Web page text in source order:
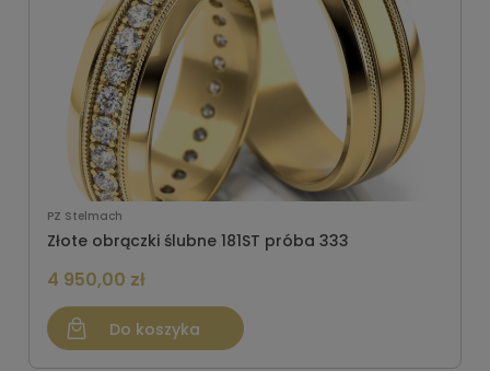
PZ Stelmach
Złote obrączki ślubne 181ST próba 333
4 950,00 zł
Do koszyka